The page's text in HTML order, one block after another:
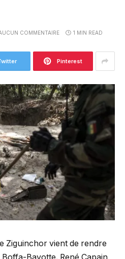
COMMENTAIRE 1 MIN READ
Pinterest
Ziguinchor vient de rendre
Bayotte. René Capain